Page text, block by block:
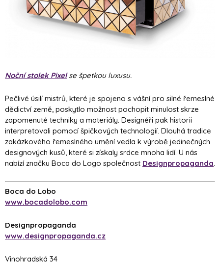
Noční stolek Pixelse špetkou luxusu.
Pečlivé úsilí mistrů, které je spojeno s vášní pro silné řemeslné
dědictví země, poskytlo možnost pochopit minulost skrze
zapomenuté techniky a materiály. Designéři pak historii
interpretovali pomocí špičkových technologií. Dlouhá tradice
zakázkového řemeslného umění vedla k výrobě jedinečných
designových kusů, které si získaly srdce mnoha lidí. U nás
nabízí značku Boca do Logo společnost Designpropaganda.
Boca do Lobo
www.bocadolobo.com
Designpropaganda
www.designpropaganda.cz
Vinohradská 34